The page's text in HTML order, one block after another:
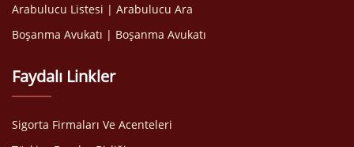
Arabulucu Listesi | Arabulucu Ara
Boşanma Avukatı | Boşanma Avukatı
Faydalı Linkler
Sigorta Firmaları Ve Acenteleri